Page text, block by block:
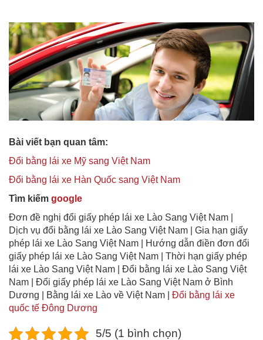
Bài viết bạn quan tâm:
Đổi bằng lái xe Mỹ sang Việt Nam
Đổi bằng lái xe Hàn Quốc sang Việt Nam
Tìm kiếm google
Đơn đề nghị đổi giấy phép lái xe Lào Sang Việt Nam |
Dịch vụ đổi bằng lái xe Lào Sang Việt Nam | Gia hạn giấy
phép lái xe Lào Sang Việt Nam | Hướng dẫn điền đơn đổi
giấy phép lái xe Lào Sang Việt Nam | Thời hạn giấy phép
lái xe Lào Sang Việt Nam | Đổi bằng lái xe Lào Sang Việt
Nam | Đổi giấy phép lái xe Lào Sang Việt Nam ở Bình
Dương | Bằng lái xe Lào về Việt Nam | Đổi bằng lái xe
quốc tế Đông Dương
5/5 (1 bình chọn)